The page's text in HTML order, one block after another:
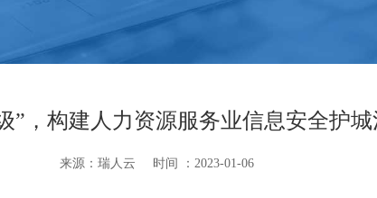
”，构建人力资源服务业信息安全护
来源：瑞人云 时间 ：2023-01-06